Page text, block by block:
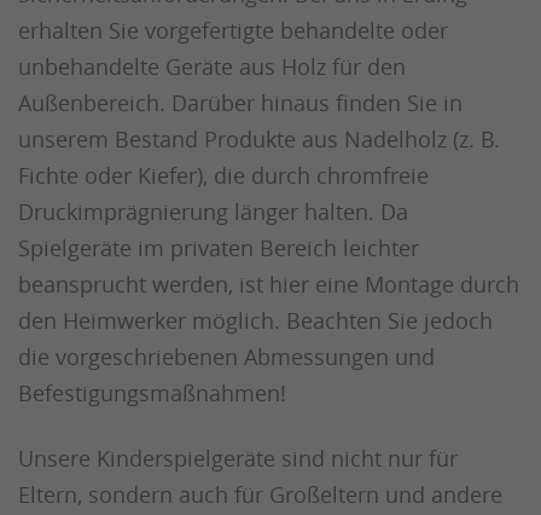
erhalten Sie vorgefertigte behandelte oder
unbehandelte Geräte aus Holz für den
Außenbereich. Darüber hinaus finden Sie in
unserem Bestand Produkte aus Nadelholz (z. B.
Fichte oder Kiefer), die durch chromfreie
Druckimprägnierung länger halten. Da
Spielgeräte im privaten Bereich leichter
beansprucht werden, ist hier eine Montage durch
den Heimwerker möglich. Beachten Sie jedoch
die vorgeschriebenen Abmessungen und
Befestigungsmaßnahmen!
Unsere Kinderspielgeräte sind nicht nur für
Eltern, sondern auch für Großeltern und andere